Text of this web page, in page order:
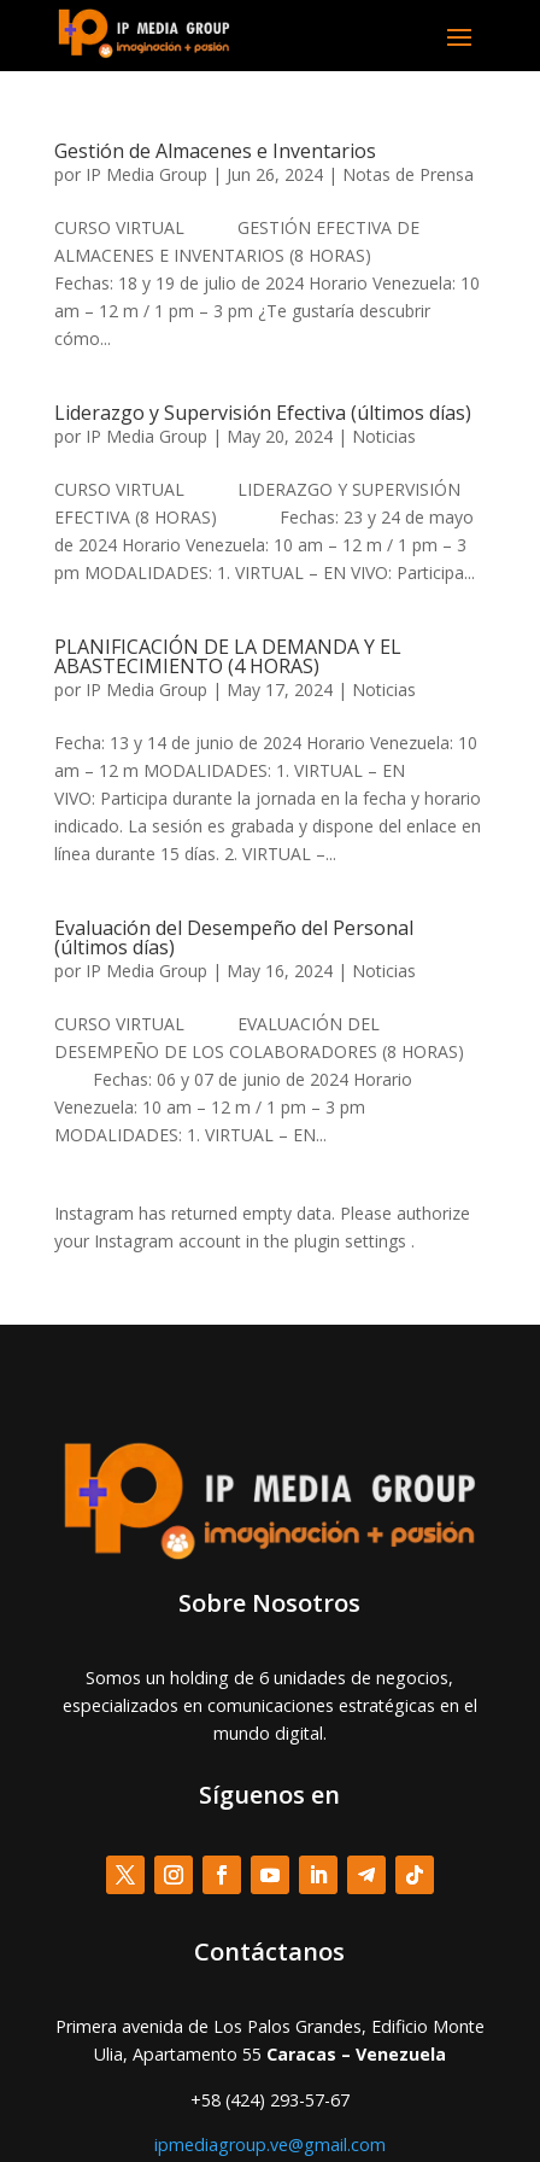
Gestión de Almacenes e Inventarios
por IP Media Group | Jun 26, 2024| Notas de Prensa
CURSO VIRTUAL GESTIÓN EFECTIVA DE
ALMACENES E INVENTARIOS (8 HORAS)
Fechas: 18 y 19 de julio de 2024 Horario Venezuela: 10
am – 12 m / 1 pm – 3 pm ¿Te gustaría descubrir
cómo...
Liderazgo y Supervisión Efectiva (últimos días)
por IP Media Group | May 20, 2024| Noticias
CURSO VIRTUAL LIDERAZGO Y SUPERVISIÓN
EFECTIVA (8 HORAS) Fechas: 23 y 24 de mayo
de 2024 Horario Venezuela: 10 am – 12 m / 1 pm – 3
pm MODALIDADES: 1. VIRTUAL – EN VIVO: Participa...
PLANIFICACIÓN DE LA DEMANDA Y EL
ABASTECIMIENTO (4 HORAS)
por IP Media Group | May 17, 2024| Noticias
Fecha: 13 y 14 de junio de 2024 Horario Venezuela: 10
am – 12 m MODALIDADES: 1. VIRTUAL – EN
VIVO: Participa durante la jornada en la fecha y horario
indicado. La sesión es grabada y dispone del enlace en
línea durante 15 días. 2. VIRTUAL –...
Evaluación del Desempeño del Personal
(últimos días)
por IP Media Group | May 16, 2024| Noticias
CURSO VIRTUAL EVALUACIÓN DEL
DESEMPEÑO DE LOS COLABORADORES (8 HORAS)
Fechas: 06 y 07 de junio de 2024 Horario
Venezuela: 10 am – 12 m / 1 pm – 3 pm
MODALIDADES: 1. VIRTUAL – EN...
Instagram has returned empty data. Please authorize
your Instagram account in the plugin settings .
Sobre Nosotros
Somos un holding de 6 unidades de negocios,
especializados en comunicaciones estratégicas en el
mundo digital.
Síguenos en
Contáctanos
Primera avenida de Los Palos Grandes, Edificio Monte
Ulia, Apartamento 55 Caracas – Venezuela
+58 (424) 293-57-67
ipmediagroup.ve@gmail.com